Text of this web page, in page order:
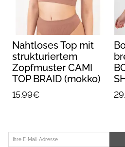
Nahtloses Top mit
strukturiertem
Zopfmuster CAMI
TOP BRAID (mokko)
15.99€